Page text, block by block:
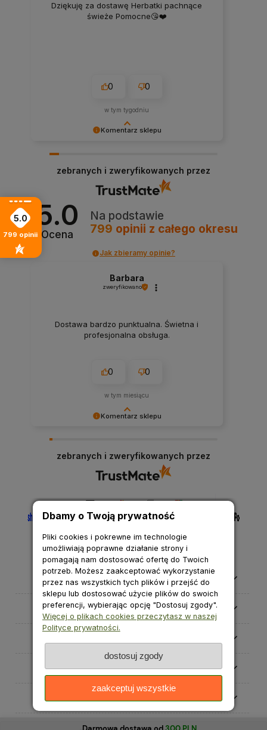
Komentarz sklepu
wyborem.
Dziękuję za dostawę Herbatki pachnące
świeże Pomocne😘❤️
0 0
w tym tygodniu
zebranych i zweryfikowanych przez
5.0
Ocena
Na podstawie
799 opinii z całego okresu
Jak zbieramy opinie?
Komentarz sklepu
Barbara
zweryfikowano
Dostawa bardzo punktualna. Świetna i
profesjonalna obsługa.
0 0
w tym miesiącu
zebranych i zweryfikowanych przez
Pomoc
Moje konto
Informacje
5.0
799 opinii
Dbamy o Twoją prywatność
Pliki cookies i pokrewne im technologie
umożliwiają poprawne działanie strony i
pomagają nam dostosować ofertę do Twoich
potrzeb. Możesz zaakceptować wykorzystanie
przez nas wszystkich tych plików i przejść do
sklepu lub dostosować użycie plików do swoich
preferencji, wybierając opcję "Dostosuj zgody".
Więcej o plikach cookies przeczytasz w naszej
Polityce prywatności.
dostosuj zgody
zaakceptuj wszystkie